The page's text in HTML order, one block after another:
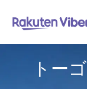
トー